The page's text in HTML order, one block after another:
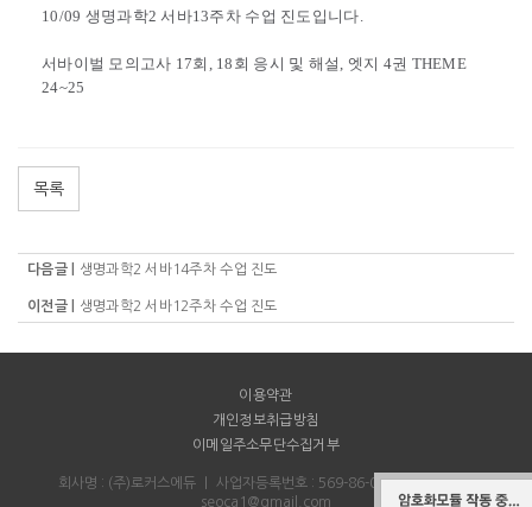
10/09 생명과학2 서바13주차 수업 진도입니다.
서바이벌 모의고사 17회, 18회 응시 및 해설, 엣지 4권 THEME
24~25
목록
다음글 | 생명과학2 서바14주차 수업 진도
이전글 | 생명과학2 서바12주차 수업 진도
이용약관
개인정보취급방침
이메일주소무단수집거부
회사명 : (주)로커스에듀｜ 사업자등록번호 : 569-86-00712｜Email :
seoca1@gmail.com